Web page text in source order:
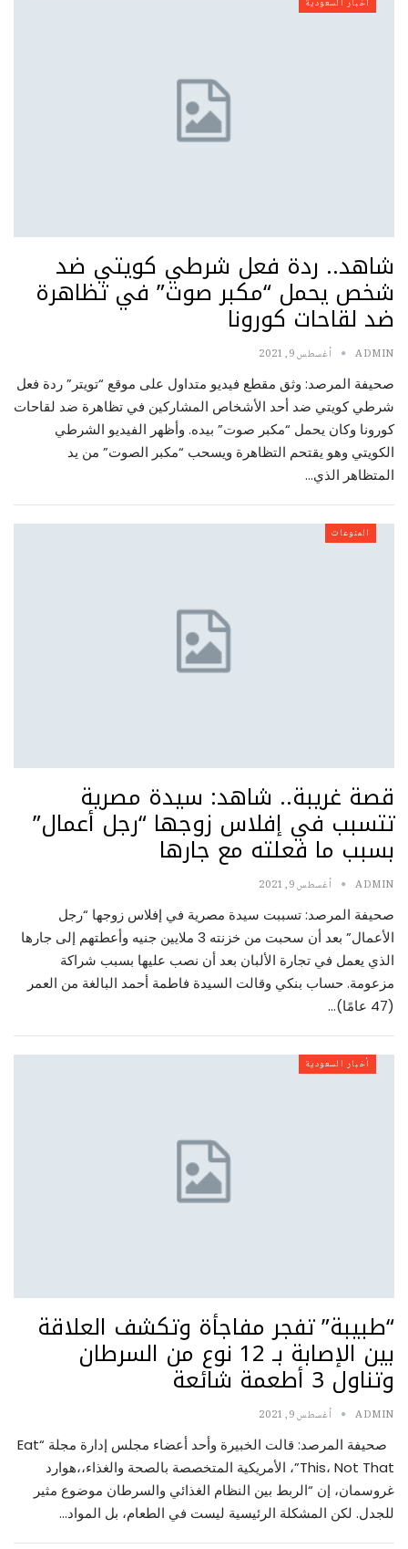
شاهد.. ردة فعل شرطي كويتي ضد
شخص يحمل “مكبر صوت” في تظاهرة
ضد لقاحات كورونا
ADMIN أغسطس 9, 2021
صحيفة المرصد: وثق مقطع فيديو متداول على موقع “تويتر” ردة فعل
شرطي كويتي ضد أحد الأشخاص المشاركين في تظاهرة ضد لقاحات
كورونا وكان يحمل “مكبر صوت” بيده. وأظهر الفيديو الشرطي
الكويتي وهو يقتحم التظاهرة ويسحب “مكبر الصوت” من يد
المتظاهر الذي…
المنوعات
قصة غريبة.. شاهد: سيدة مصرية
تتسبب في إفلاس زوجها “رجل أعمال”
بسبب ما فعلته مع جارها
ADMIN أغسطس 9, 2021
صحيفة المرصد: تسببت سيدة مصرية في إفلاس زوجها “رجل
الأعمال” بعد أن سحبت من خزنته 3 ملايين جنيه وأعطتهم إلى جارها
الذي يعمل في تجارة الألبان بعد أن نصب عليها بسبب شراكة
مزعومة. حساب بنكي وقالت السيدة فاطمة أحمد البالغة من العمر
(47 عامًا)…
أخبار السعودية
“طبيبة” تفجر مفاجأة وتكشف العلاقة
بين الإصابة بـ 12 نوع من السرطان
وتناول 3 أطعمة شائعة
ADMIN أغسطس 9, 2021
صحيفة المرصد: قالت الخبيرة وأحد أعضاء مجلس إدارة مجلة “Eat
This، Not That”، الأمريكية المتخصصة بالصحة والغذاء،،هوارد
غروسمان، إن “الربط بين النظام الغذائي والسرطان موضوع مثير
للجدل. لكن المشكلة الرئيسية ليست في الطعام، بل المواد…